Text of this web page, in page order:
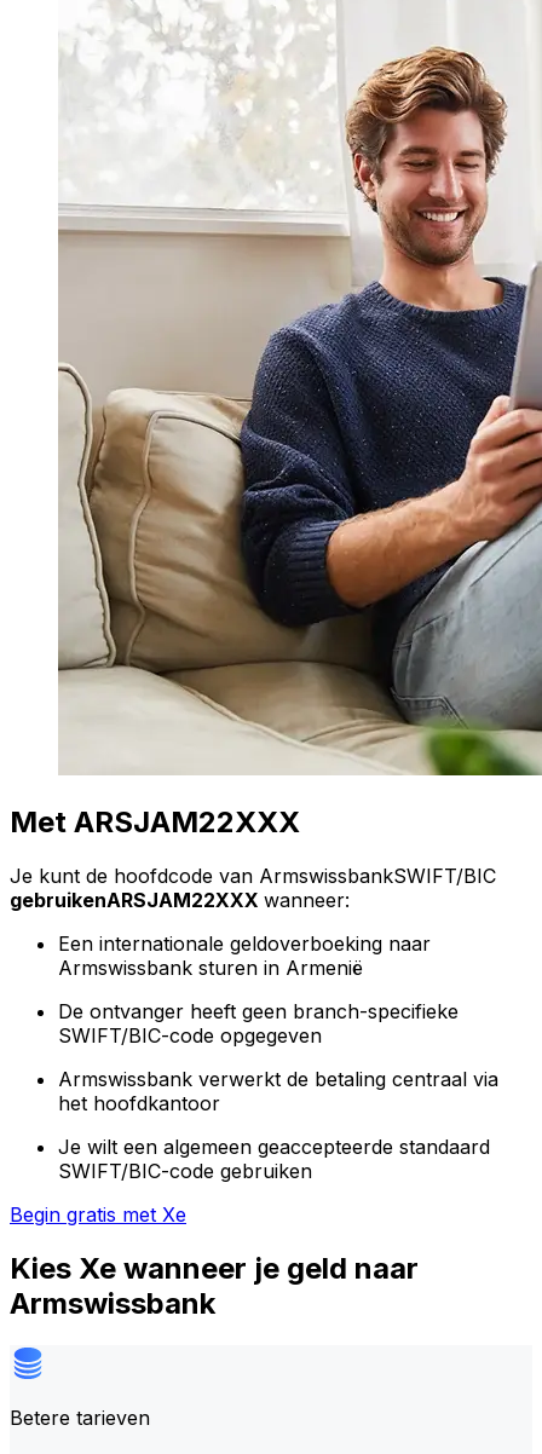
Met ARSJAM22XXX
Je kunt de hoofdcode van ArmswissbankSWIFT/BIC
gebruikenARSJAM22XXX wanneer:
Een internationale geldoverboeking naar
Armswissbank sturen in Armenië
De ontvanger heeft geen branch-specifieke
SWIFT/BIC-code opgegeven
Armswissbank verwerkt de betaling centraal via
het hoofdkantoor
Je wilt een algemeen geaccepteerde standaard
SWIFT/BIC-code gebruiken
Begin gratis met Xe
Kies Xe wanneer je geld naar
Armswissbank
Betere tarieven